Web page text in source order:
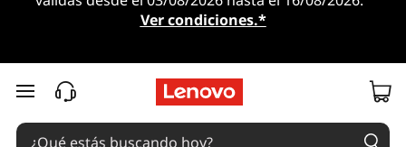
Ver condiciones.*
Ir al contenido principal